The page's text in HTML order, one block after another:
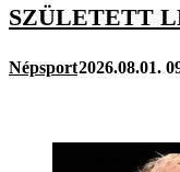
SZÜLETETT
Népsport2026.08.01.